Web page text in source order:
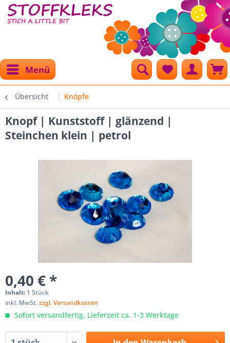
Menü
Übersicht Knöpfe
Knopf | Kunststoff | glänzend |
Steinchen klein | petrol
0,40 € *
Inhalt: 1 Stück
inkl. MwSt.zzgl. Versandkosten
Sofort versandfertig, Lieferzeit ca. 1-3 Werktage